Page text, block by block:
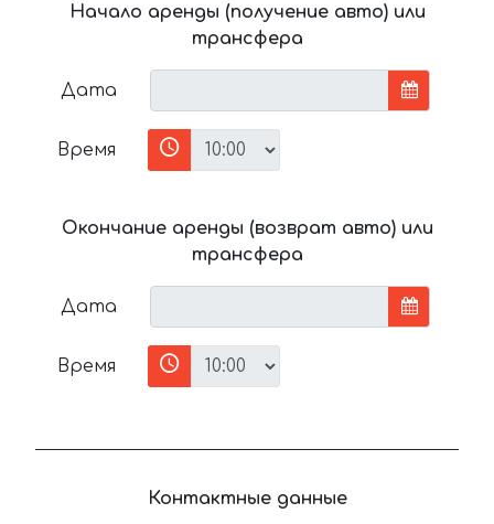
Начало аренды (получение авто) или
трансфера
Дата
Время
Окончание аренды (возврат авто) или
трансфера
Дата
Время
Контактные данные